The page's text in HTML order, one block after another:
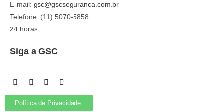
E-mail: gsc@gscseguranca.com.br
Telefone: (11) 5070-5858
24 horas
Siga a GSC
Política de Privacidade.